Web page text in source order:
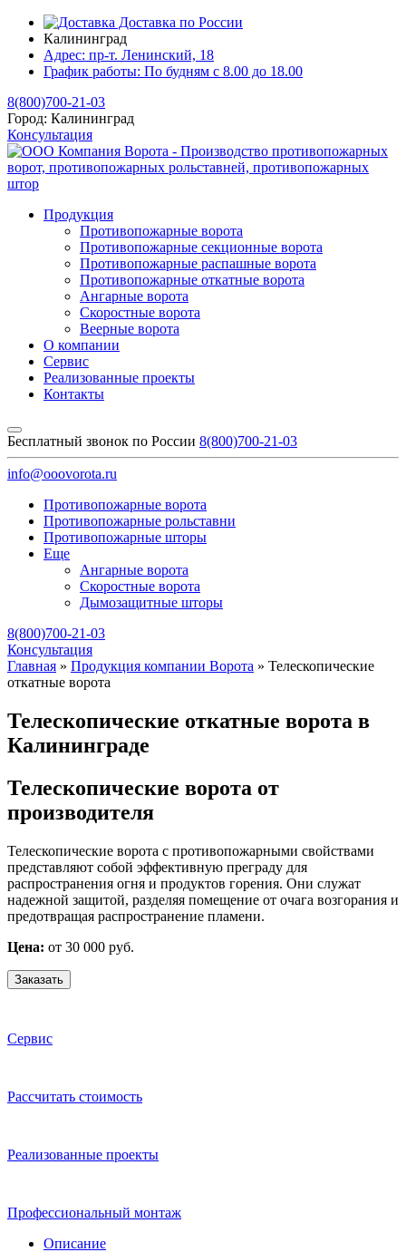
Доставка по России
Калининград
Адрес: пр-т. Ленинский, 18
График работы: По будням с 8.00 до 18.00
8(800)700-21-03
Город: Калининград
Консультация
Продукция
Противопожарные ворота
Противопожарные секционные ворота
Противопожарные распашные ворота
Противопожарные откатные ворота
Ангарные ворота
Скоростные ворота
Веерные ворота
О компании
Сервис
Реализованные проекты
Контакты
Бесплатный звонок по России 8(800)700-21-03
info@ooovorota.ru
Противопожарные ворота
Противопожарные рольставни
Противопожарные шторы
Еще
Ангарные ворота
Скоростные ворота
Дымозащитные шторы
8(800)700-21-03
Консультация
Главная » Продукция компании Ворота » Телескопические
откатные ворота
Телескопические откатные ворота в
Калининграде
Телескопические ворота от
производителя
Телескопические ворота с противопожарными свойствами
представляют собой эффективную преграду для
распространения огня и продуктов горения. Они служат
надежной защитой, разделяя помещение от очага возгорания и
предотвращая распространение пламени.
Цена: от 30 000 руб.
Заказать
Сервис
Расcчитать стоимость
Реализованные проекты
Профессиональный монтаж
Описание